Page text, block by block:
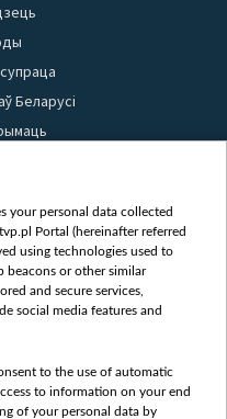
Беларусі
матэрыялаў
мульт
your personal data collected
Portal (hereinafter referred
using technologies used to
beacons or other similar
and secure services,
social media features and
to the use of automatic
to information on your end
of your personal data by